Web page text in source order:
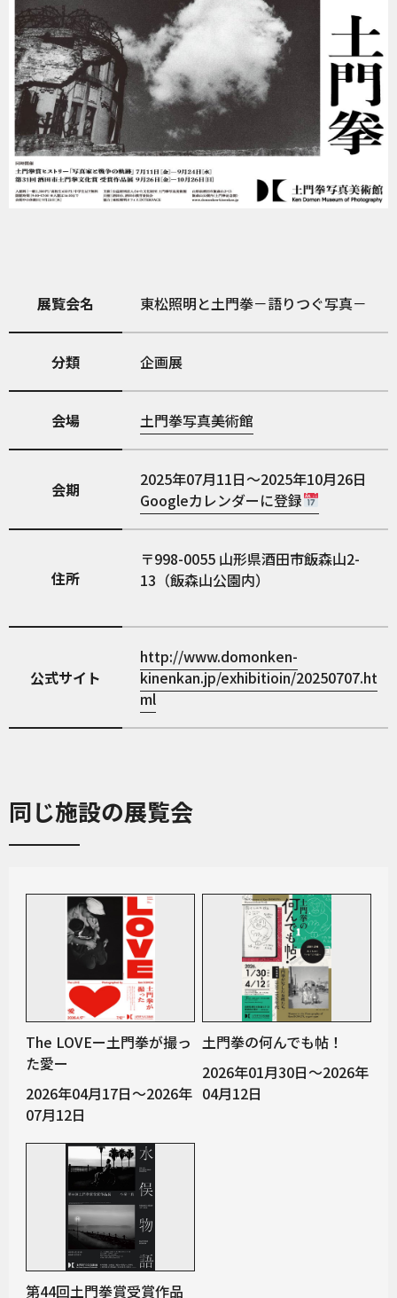
展覧会名 東松照明と土門拳－語りつぐ写真－
分類 企画展
会場 土門拳写真美術館
会期
2025年07月11日～2025年10月26日
Googleカレンダーに登録
住所
998-0055 山形県酒田市飯森山2-
13（飯森山公園内）
公式サイト
http://www.domonken-
kinenkan.jp/exhibitioin/20250707.ht
ml
同じ施設の展覧会
The LOVEー土門拳が撮っ
た愛ー
2026年04月17日～2026年
07月12日
土門拳の何んでも帖！
2026年01月30日～2026年
04月12日
第44回土門拳賞受賞作品